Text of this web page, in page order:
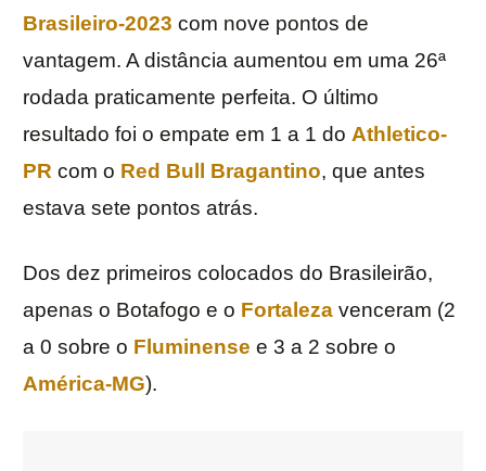
Brasileiro-2023 com nove pontos de
vantagem. A distância aumentou em uma 26ª
rodada praticamente perfeita. O último
resultado foi o empate em 1 a 1 do Athletico-
PR com o Red Bull Bragantino, que antes
estava sete pontos atrás.
Dos dez primeiros colocados do Brasileirão,
apenas o Botafogo e o Fortaleza venceram (2
a 0 sobre o Fluminense e 3 a 2 sobre o
América-MG).